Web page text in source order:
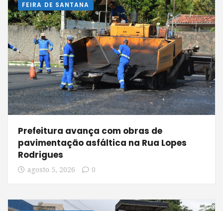
FEIRA DE SANTANA
Prefeitura avança com obras de
pavimentação asfáltica na Rua Lopes
Rodrigues
agosto 5, 2026 0